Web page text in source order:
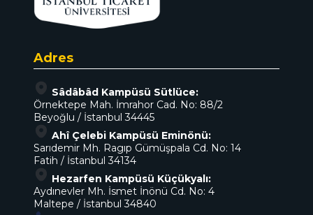
Adres
Sâdâbâd Kampüsü Sütlüce:
Örnektepe Mah. İmrahor Cad. No: 88/2
Beyoğlu / İstanbul 34445
Ahî Çelebi Kampüsü Eminönü:
Sarıdemir Mh. Ragıp Gümüşpala Cd. No: 14
Fatih / İstanbul 34134
Hezarfen Kampüsü Küçükyalı:
Aydınevler Mh. İsmet İnönü Cd. No: 4
Maltepe / İstanbul 34840